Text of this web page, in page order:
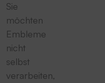
Sie
möchten
Embleme
nicht
selbst
verarbeiten,